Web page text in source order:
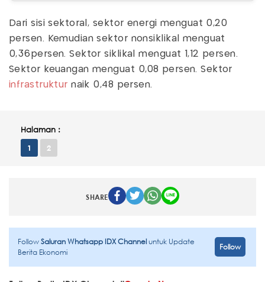
Dari sisi sektoral, sektor energi menguat 0,20
persen. Kemudian sektor nonsiklikal menguat
0,36persen. Sektor siklikal menguat 1,12 persen.
Sektor keuangan menguat 0,08 persen. Sektor
infrastruktur naik 0,48 persen.
Halaman :
1 2
SHARE
FollowSaluran Whatsapp IDX Channeluntuk Update
Berita Ekonomi
Follow